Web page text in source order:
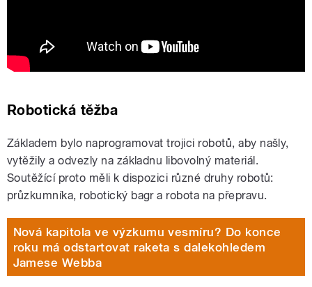
Robotická těžba
Základem bylo naprogramovat trojici robotů, aby našly,
vytěžily a odvezly na základnu libovolný materiál.
Soutěžící proto měli k dispozici různé druhy robotů:
průzkumníka, robotický bagr a robota na přepravu.
Nová kapitola ve výzkumu vesmíru? Do konce
roku má odstartovat raketa s dalekohledem
Jamese Webba